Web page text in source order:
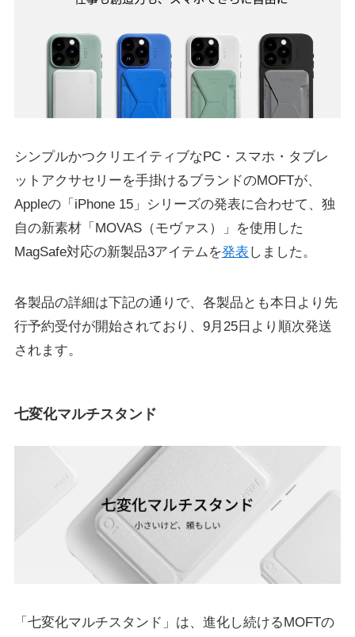
シンプルかつクリエイティブなPC・スマホ・タブレ
ットアクサセリーを手掛けるブランドのMOFTが、
Appleの「iPhone 15」シリーズの発表に合わせて、独
自の新素材「MOVAS（モヴァス）」を使用した
MagSafe対応の新製品3アイテムを発表 しました。
各製品の詳細は下記の通りで、各製品とも本日より先
行予約受付が開始されており、9月25日より順次発送
されます。
七変化マルチスタンド
「七変化マルチスタンド」は、進化し続けるMOFTの